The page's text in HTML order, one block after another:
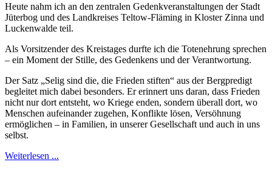
Heute nahm ich an den zentralen Gedenkveranstaltungen der Stadt
Jüterbog und des Landkreises Teltow-Fläming in Kloster Zinna und
Luckenwalde teil.
Als Vorsitzender des Kreistages durfte ich die Totenehrung sprechen
– ein Moment der Stille, des Gedenkens und der Verantwortung.
Der Satz „Selig sind die, die Frieden stiften“ aus der Bergpredigt
begleitet mich dabei besonders. Er erinnert uns daran, dass Frieden
nicht nur dort entsteht, wo Kriege enden, sondern überall dort, wo
Menschen aufeinander zugehen, Konflikte lösen, Versöhnung
ermöglichen – in Familien, in unserer Gesellschaft und auch in uns
selbst.
Weiterlesen ...